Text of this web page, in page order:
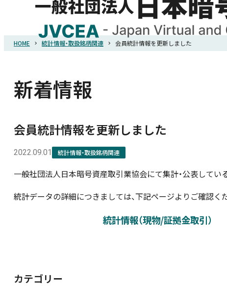
HOME
会員紹介
HOME 統計情報・取扱銘柄関連 会員統計情報を更新しました
新着情報
会員統計情報を更新しました
2022.09.01 統計情報・取扱銘柄関連
一般社団法人日本暗号資産取引業協会にて集計・公表してい
統計データの詳細につきましては、下記ページよりご確認く
統計情報（現物/証拠金取引）
カテゴリー